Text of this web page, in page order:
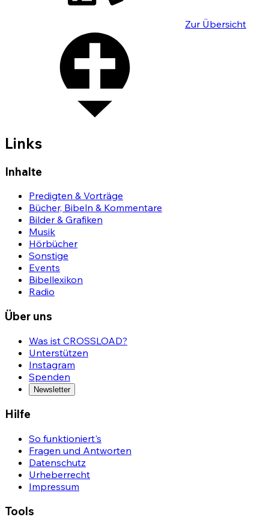
Zur Übersicht
Links
Inhalte
Predigten & Vorträge
Bücher, Bibeln & Kommentare
Bilder & Grafiken
Musik
Hörbücher
Sonstige
Events
Bibellexikon
Radio
Über uns
Was ist CROSSLOAD?
Unterstützen
Instagram
Spenden
Newsletter
Hilfe
So funktioniert's
Fragen und Antworten
Datenschutz
Urheberrecht
Impressum
Tools